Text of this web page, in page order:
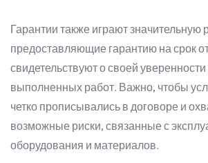
Гарантии также играют значительную
предоставляющие гарантию на срок
свидетельствуют о своей уверенности
выполненных работ. Важно, чтобы
четко прописывались в договоре и
возможные риски, связанные с
оборудования и материалов.